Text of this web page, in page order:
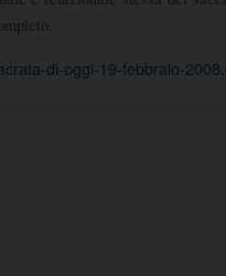
di-oggi-19-febbraio-